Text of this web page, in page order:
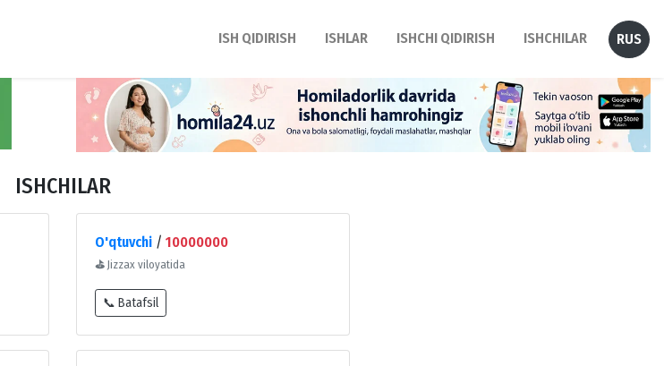
ISH QIDIRISH ISHLAR ISHCHI QIDIRISH ISHCHILAR RUS
ISHCHILAR
O'qtuvchi / 10000000
⛳ Jizzax viloyatida
📞 Batafsil